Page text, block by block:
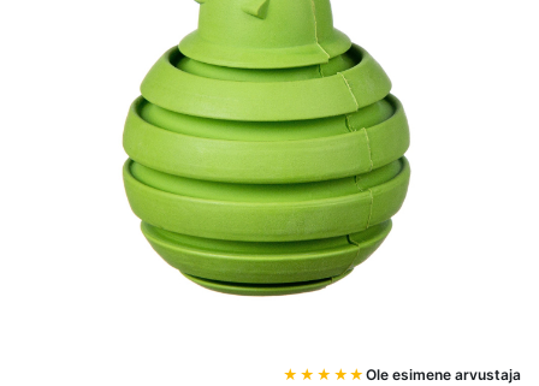
Ole esimene arvustaja